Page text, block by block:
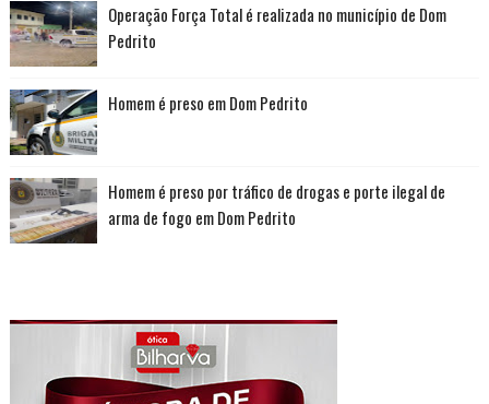
Operação Força Total é realizada no município de Dom
Pedrito
Homem é preso em Dom Pedrito
Homem é preso por tráfico de drogas e porte ilegal de
arma de fogo em Dom Pedrito